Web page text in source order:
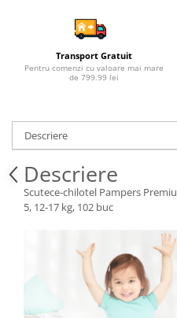
Ulei de corp copii
Tampoane pentru San
Set Ingrijire Bebelusi
Arme de jucarie
Bucatarii copii
Casute de papusi si mobilier
Cuburi si caramizi
Elicoptere, avioane si nave de
Frumusete, bijuterii si accesorii
fetite
Transport Gratuit
Pentru comenzi cu valoare mai mare
de 799.99 lei
Descriere
Descriere
Scutece-chilotel Pampers
5, 12-17 kg, 102 buc